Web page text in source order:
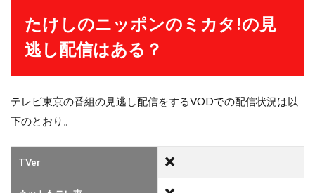
たけしのニッポンのミカタ!の見
逃し配信はある？
テレビ東京の番組の見逃し配信をするVODでの配信状況は以
下のとおり。
TVer